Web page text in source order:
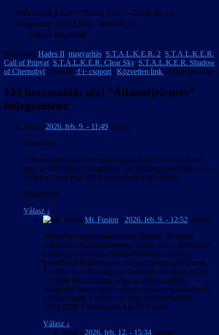
Játékverzió: 1.9.0(?) “Sealed Truth” – 2026. 04. 14.
Magyarítás: 1.08 (1.9.0) – 2026. 04. 19.
Állapot: Megfelelő
Kategória: Hades II, magyarítás, S.T.A.L.K.E.R. 2, S.T.A.L.K.E.R.
Call of Pripyat, S.T.A.L.K.E.R. Clear Sky, S.T.A.L.K.E.R. Shadow
of Chernobyl | Szerző: ·f·i· csoport | Közvetlen link a könyvjelzőbe.
133 hozzászólás a(z) “Állapotjelentés”
bejegyzéshez
Freel - 2026. feb. 9. - 11:49 szerint:
Sziasztok!
A Terra Invicta-hoz terveztek magyarítást? Azért kérdezem,
mert az XCOM-hoz csináltatok, azt állítólag szerettétek, és ez
a játék a Long War MOD készítőinek sasját játéka.
Köszönöm.
Válasz ↓
Mr. Fusion - 2026. feb. 9. - 12:52 szerint:
Játékként engem valamennyire érdekel, de mivel
elsősorban 4X/grand strategy hibrid, ahol a játékmenet
a lényeg, számunkra érdekes lefordítani való (pl.
jelentősebb történet) nem sok van benne, szóval nem.
És időnk se volna még egy harmadik munkára, az idei
év egyik fele (de lehet, hogy az egész, amilyen
elképesztő mennyiségű szöveg van benne) a Hades II-
vel fog eltelni, a másik fele meg a közbeékelődő
STALKER 2 frissítésekkel és DLC-kkel.
Válasz ↓
Freel - 2026. feb. 12. - 15:34 szerint: